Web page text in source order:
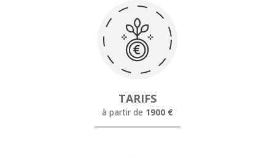
TARIFS
à partir de 1900 €